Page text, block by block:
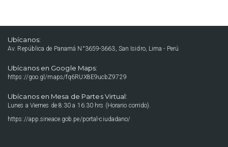
Ubícanos:
Av. República de Panamá N°3659-3663, San Isidro, Lima - Perú
Ubícanos en Google Maps:
https://goo.gl/maps/fq6RUX8E9ucbZ9729
Ubícanos en Mesa de Partes Virtual:
Lunes a Viernes de 8:30 a 16:30 hrs (Horario corrido).
https://app.sineace.gob.pe/portal-ciudadano/